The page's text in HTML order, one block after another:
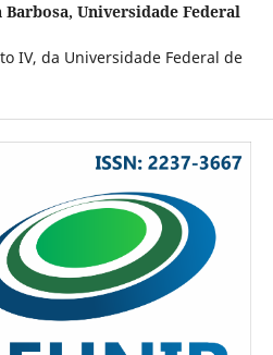
Universidade Federal
IV, da Universidade Federal de